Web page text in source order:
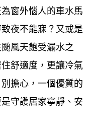
，並強調嚴格的品
的售後服務以及工
服務項目涵蓋隔音
門、店面門等多種
、永續經營」為經
品質。
窗外惱人的車水馬
夜不能寐？又或是
風天飽受漏水之
舒適度，更讓冷氣
擔心，一個優質的
守護居家寧靜、安